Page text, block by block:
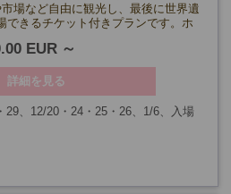
場など自由に観光し、最後に世界遺
できるチケット付きプランです。ホ
EUR
詳細を見る
29、12/20・24・25・26、1/6、入場